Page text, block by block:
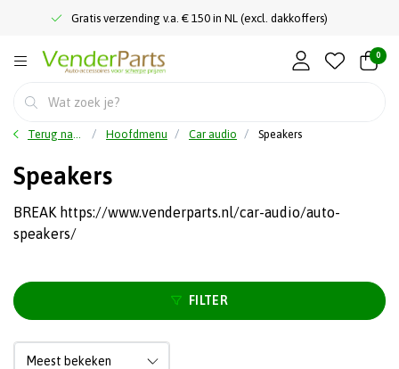
Gratis verzending v.a. € 150 in NL (excl. dakkoffers)
0
Terug naar home Hoofdmenu Car audio Speakers
Speakers
BREAK https://www.venderparts.nl/car-audio/auto-
speakers/
FILTER